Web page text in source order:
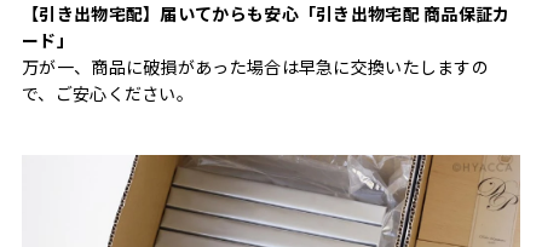
【引き出物宅配】届いてからも安心「引き出物宅配 商品保証カ
ード」
万が一、商品に破損があった場合は早急に交換いたしますの
で、ご安心ください。